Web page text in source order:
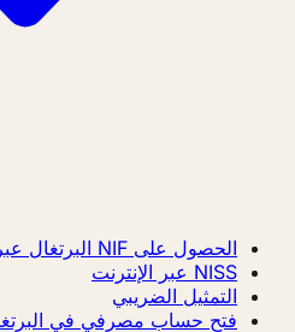
الحصول على NIF البرتغال عبر الإنترنت
NISS عبر الإنترنت
التمثيل الضريبي
فتح حساب مصرفي في البرتغال